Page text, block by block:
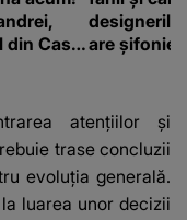
Casa
despre
am spus
nu te
că..."
are
atențiilor și
trase concluzii
evoluția generală.
luarea unor decizii